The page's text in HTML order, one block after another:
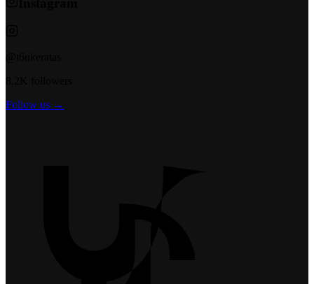
Follow us →